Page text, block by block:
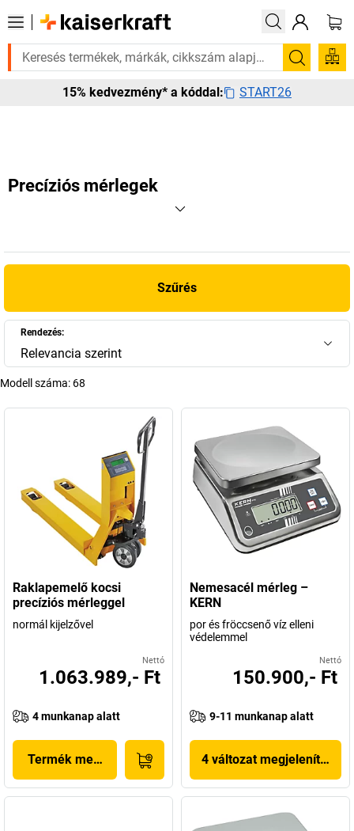
van rá? Válogatott bestseller termékeinket 3–4 munkanapon belül
Keresés
15% kedvezmény* a kóddal: START26
Precíziós mérlegek
Szűrés
Rendezés:
Relevancia szerint
Modell száma: 68
Raklapemelő kocsi
precíziós mérleggel
normál kijelzővel
Nettó
1.063.989,- Ft
4 munkanap alatt
Termék megjelenítése
Nemesacél mérleg –
KERN
por és fröccsenő víz elleni
védelemmel
Nettó
150.900,- Ft
9-11 munkanap alatt
4 változat megjelenítése